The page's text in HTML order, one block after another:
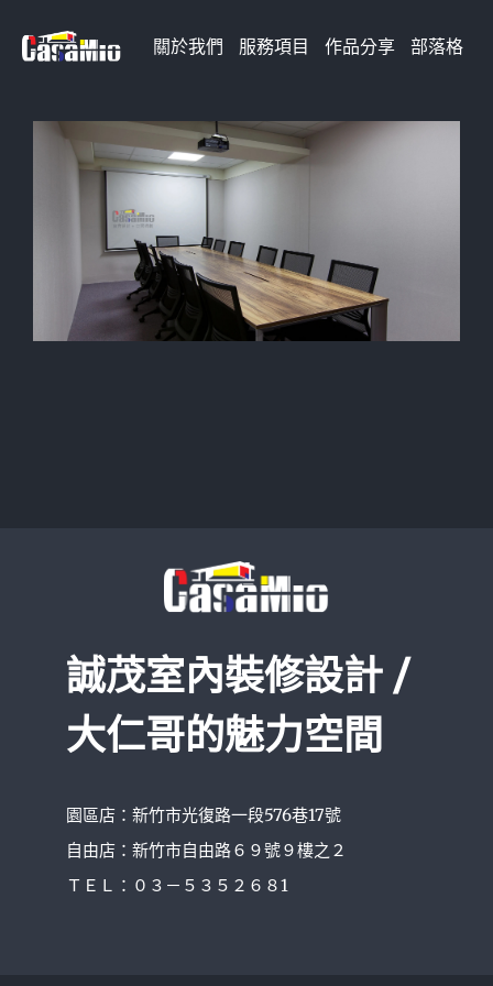
關於我們 服務項目 作品分享 部落格
誠茂室內裝修設計 /
大仁哥的魅力空間
園區店：新竹市光復路一段576巷17號
自由店：新竹市自由路６９號９樓之２
ＴＥＬ：０３－５３５２６８1